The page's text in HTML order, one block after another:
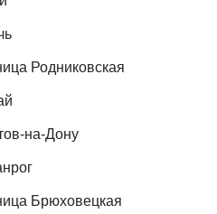
Родниковская
на-Дону
Брюховецкая